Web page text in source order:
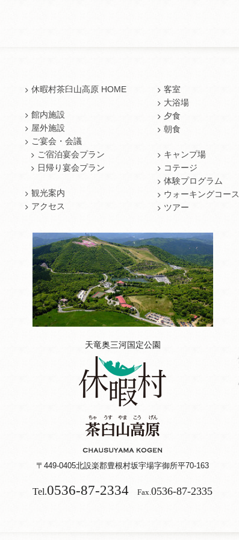
休暇村茶臼山高原 HOME
館内施設
屋外施設
ご宴会・会議
ご宿泊宴会プラン
日帰り宴会プラン
観光案内
アクセス
客室
大浴場
夕食
朝食
キャンプ場
コテージ
体験プログラム
ウォーキングコース
ツアー
天竜奥三河国定公園
〒449-0405北設楽郡豊根村坂宇場字御所平70-163
Tel.0536-87-2334 Fax. 0536-87-2335